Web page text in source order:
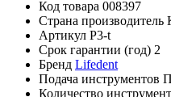
Код товара 008397
Страна производитель
Артикул P3-t
Срок гарантии (год) 2
Бренд Lifedent
Подача инструментов
Количество